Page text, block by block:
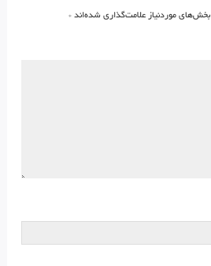
بخش‌های موردنیاز علامت‌گذاری شده‌اند *